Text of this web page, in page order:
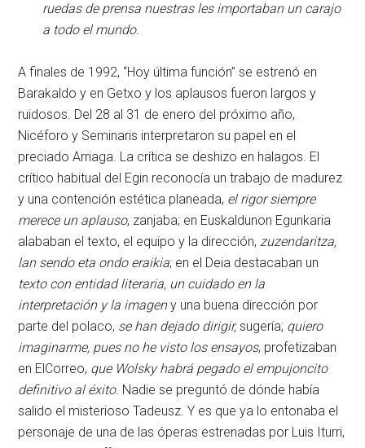
ruedas de prensa nuestras les importaban un carajo
a todo el mundo.
A finales de 1992, “Hoy última función” se estrenó en
Barakaldo y en Getxo y los aplausos fueron largos y
ruidosos. Del 28 al 31 de enero del próximo año,
Nicéforo y Seminaris interpretaron su papel en el
preciado Arriaga. La crítica se deshizo en halagos. El
crítico habitual del Egin reconocía un trabajo de madurez
y una contención estética planeada, el rigor siempre
merece un aplauso, zanjaba; en Euskaldunon Egunkaria
alababan el texto, el equipo y la dirección,zuzendaritza,
lan sendo eta ondo eraikia; en el Deia destacaban un
texto con entidad literaria, un cuidado en la
interpretación y la imageny una buena dirección por
parte del polaco, se han dejado dirigir,sugería; quiero
imaginarme, pues no he visto los ensayos, profetizaban
en ElCorreo, que Wolsky habrá pegado el empujoncito
definitivo al éxito. Nadie se preguntó de dónde había
salido el misterioso Tadeusz. Y es que ya lo entonaba el
personaje de una de las óperas estrenadas por Luis Iturri,